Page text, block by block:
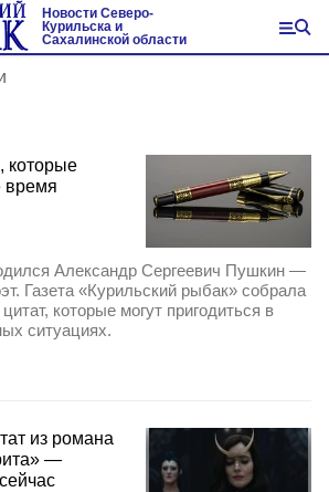
Новости Северо-
Курильска и
Сахалинской области
которые
время
Александр Сергеевич Пушкин —
Газета «Курильский рыбак» собрала
которые могут пригодиться в
ситуациях.
из романа
—